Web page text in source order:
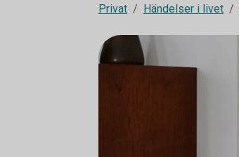
Privat Händelser i livet